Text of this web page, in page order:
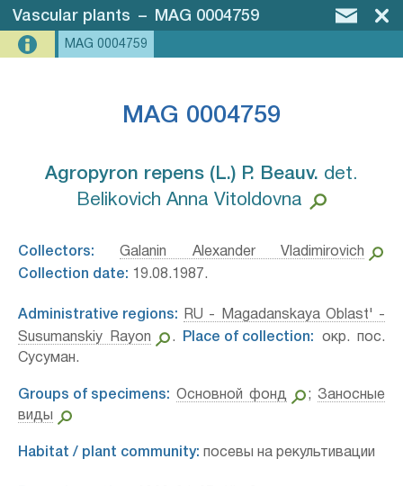
Vascular plants – MAG 0004759
MAG 0004759
MAG 0004759
Agropyron repens (L.) P. Beauv.⁣ det.
Belikovich Anna Vitoldovna
Collectors:
Galanin Alexander Vladimirovich
Collection date: 19.08.1987.
Administrative regions:
RU - Magadanskaya Oblast' -
Susumanskiy Rayon
. Place of collection: окр. пос.
Сусуман.
Groups of specimens: Основной фонд ;Заносные
виды
Habitat / plant community: посевы на рекультивации